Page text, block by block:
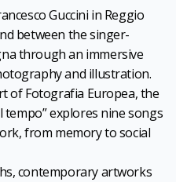
Guccini in Reggio
between the singer-
through an immersive
and illustration.
of Fotografia Europea, the
explores nine songs
from memory to social
contemporary artworks